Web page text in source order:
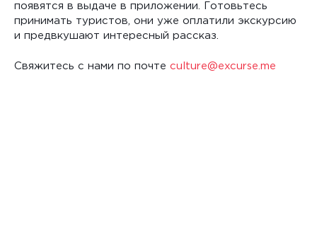
появятся в выдаче в приложении. Готовьтесь
принимать туристов, они уже оплатили экскурсию
и предвкушают интересный рассказ.
Cвяжитесь с нами по почте culture@excurse.me